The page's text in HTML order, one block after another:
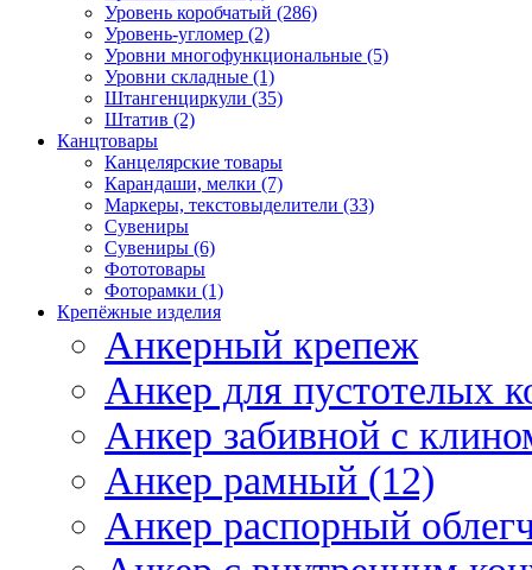
Уровень коробчатый (286)
Уровень-угломер (2)
Уровни многофункциональные (5)
Уровни складные (1)
Штангенциркули (35)
Штатив (2)
Канцтовары
Канцелярские товары
Карандаши, мелки (7)
Маркеры, текстовыделители (33)
Сувениры
Сувениры (6)
Фототовары
Фоторамки (1)
Крепёжные изделия
Анкерный крепеж
Анкер для пустотелых
Анкер забивной с
Анкер рамный (12)
Анкер распорный